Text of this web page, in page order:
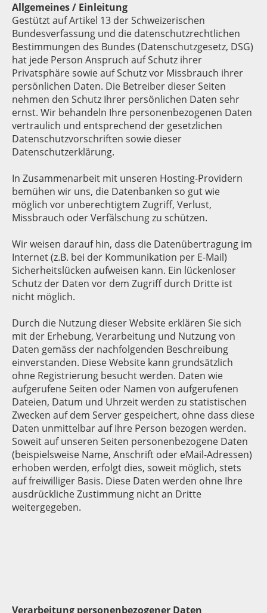
Allgemeines / Einleitung
Gestützt auf Artikel 13 der Schweizerischen
Bundesverfassung und die datenschutzrechtlichen
Bestimmungen des Bundes (Datenschutzgesetz, DSG)
hat jede Person Anspruch auf Schutz ihrer
Privatsphäre sowie auf Schutz vor Missbrauch ihrer
persönlichen Daten. Die Betreiber dieser Seiten
nehmen den Schutz Ihrer persönlichen Daten sehr
ernst. Wir behandeln Ihre personenbezogenen Daten
vertraulich und entsprechend der gesetzlichen
Datenschutzvorschriften sowie dieser
Datenschutzerklärung.
In Zusammenarbeit mit unseren Hosting-Providern
bemühen wir uns, die Datenbanken so gut wie
möglich vor unberechtigtem Zugriff, Verlust,
Missbrauch oder Verfälschung zu schützen.
Wir weisen darauf hin, dass die Datenübertragung im
Internet (z.B. bei der Kommunikation per E-Mail)
Sicherheitslücken aufweisen kann. Ein lückenloser
Schutz der Daten vor dem Zugriff durch Dritte ist
nicht möglich.
Durch die Nutzung dieser Website erklären Sie sich
mit der Erhebung, Verarbeitung und Nutzung von
Daten gemäss der nachfolgenden Beschreibung
einverstanden. Diese Website kann grundsätzlich
ohne Registrierung besucht werden. Daten wie
aufgerufene Seiten oder Namen von aufgerufenen
Dateien, Datum und Uhrzeit werden zu statistischen
Zwecken auf dem Server gespeichert, ohne dass diese
Daten unmittelbar auf Ihre Person bezogen werden.
Soweit auf unseren Seiten personenbezogene Daten
(beispielsweise Name, Anschrift oder eMail-Adressen)
erhoben werden, erfolgt dies, soweit möglich, stets
auf freiwilliger Basis. Diese Daten werden ohne Ihre
ausdrückliche Zustimmung nicht an Dritte
weitergegeben.
Verarbeitung personenbezogener Daten